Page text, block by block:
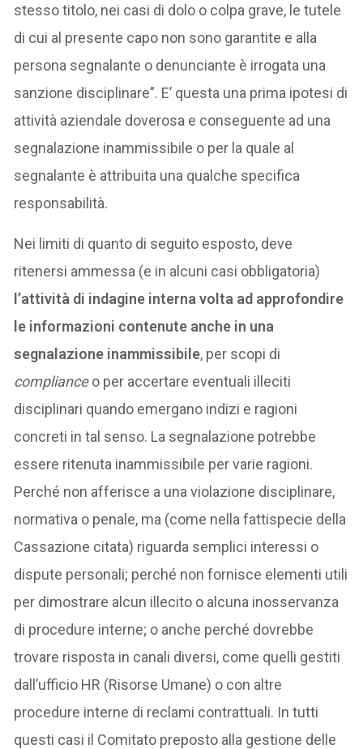
stesso titolo, nei casi di dolo o colpa grave, le tutele
di cui al presente capo non sono garantite e alla
persona segnalante o denunciante è irrogata una
sanzione disciplinare”. E’ questa una prima ipotesi di
attività aziendale doverosa e conseguente ad una
segnalazione inammissibile o per la quale al
segnalante è attribuita una qualche specifica
responsabilità.
Nei limiti di quanto di seguito esposto, deve
ritenersi ammessa (e in alcuni casi obbligatoria)
l’attività di indagine interna volta ad approfondire
le informazioni contenute anche in una
segnalazione inammissibile, per scopi di
complianceo per accertare eventuali illeciti
disciplinari quando emergano indizi e ragioni
concreti in tal senso. La segnalazione potrebbe
essere ritenuta inammissibile per varie ragioni.
Perché non afferisce a una violazione disciplinare,
normativa o penale, ma (come nella fattispecie della
Cassazione citata) riguarda semplici interessi o
dispute personali; perché non fornisce elementi utili
per dimostrare alcun illecito o alcuna inosservanza
di procedure interne; o anche perché dovrebbe
trovare risposta in canali diversi, come quelli gestiti
dall’ufficio HR (Risorse Umane) o con altre
procedure interne di reclami contrattuali. In tutti
questi casi il Comitato preposto alla gestione delle